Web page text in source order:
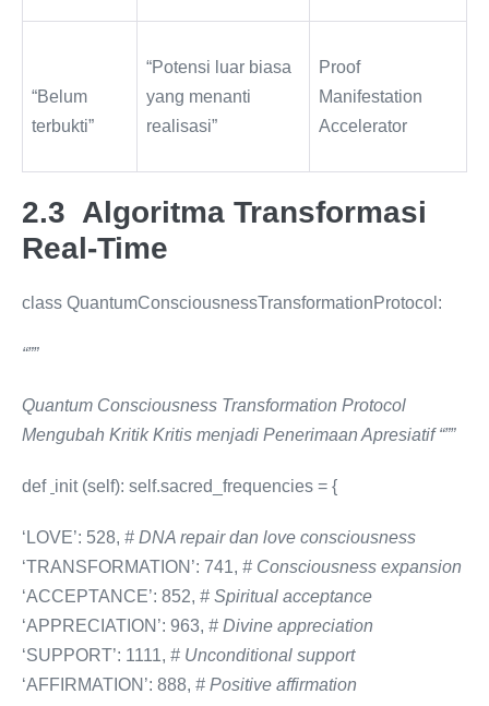
“Belum
terbukti”
“Potensi luar biasa
yang menanti
realisasi”
Proof
Manifestation
Accelerator
2.3 Algoritma Transformasi
Real-Time
class QuantumConsciousnessTransformationProtocol:
“””
Quantum Consciousness Transformation Protocol
Mengubah Kritik Kritis menjadi Penerimaan Apresiatif “””
def init (self): self.sacred_frequencies = {
‘LOVE’: 528, # DNA repair dan love consciousness
‘TRANSFORMATION’: 741, # Consciousness expansion
‘ACCEPTANCE’: 852, # Spiritual acceptance
‘APPRECIATION’: 963, # Divine appreciation
‘SUPPORT’: 1111, # Unconditional support
‘AFFIRMATION’: 888, # Positive affirmation